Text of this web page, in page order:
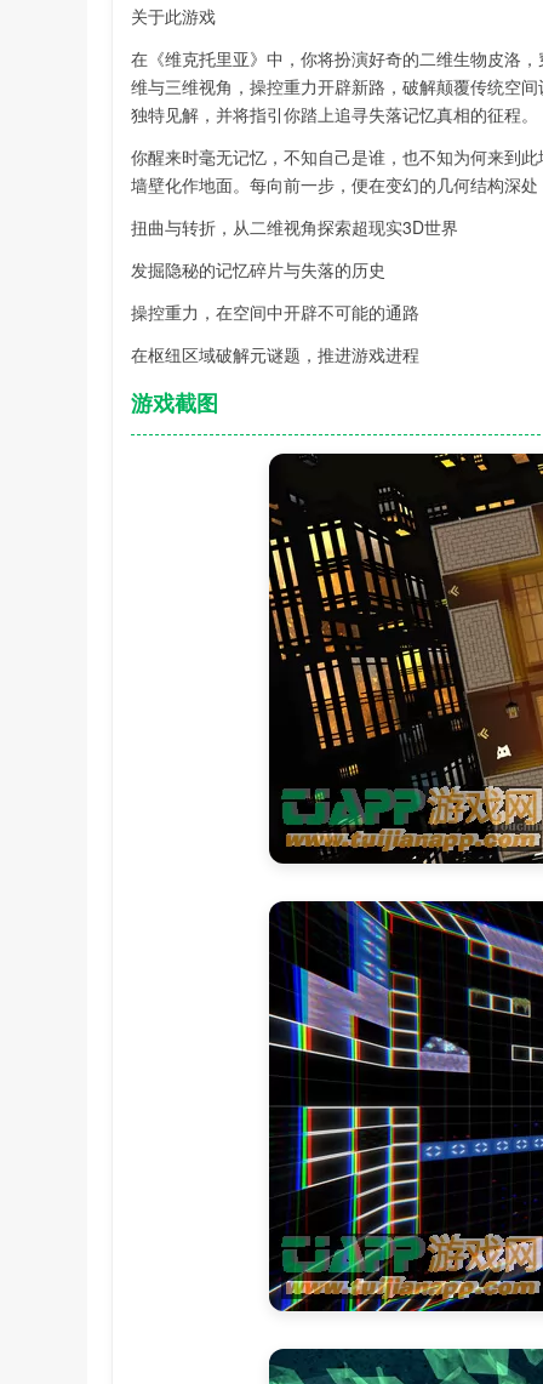
关于此游戏
在《维克托里亚》中，你将扮演好奇的二维生物皮洛
维与三维视角，操控重力开辟新路，破解颠覆传统空
独特见解，并将指引你踏上追寻失落记忆真相的征程。
你醒来时毫无记忆，不知自己是谁，也不知为何来到
墙壁化作地面。每向前一步，便在变幻的几何结构深
扭曲与转折，从二维视角探索超现实3D世界
发掘隐秘的记忆碎片与失落的历史
操控重力，在空间中开辟不可能的通路
在枢纽区域破解元谜题，推进游戏进程
游戏截图